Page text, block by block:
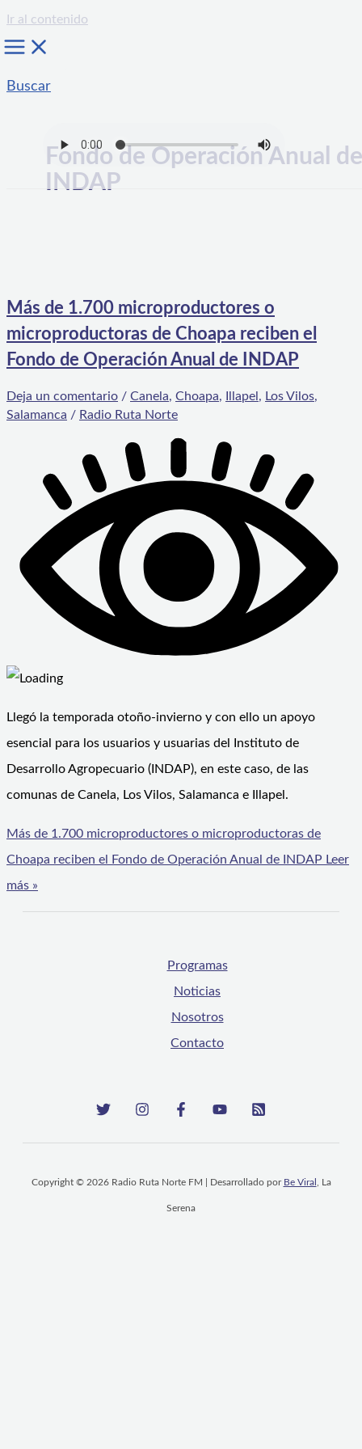
Ir al contenido
Buscar
Fondo de Operación Anual de
INDAP
Más de 1.700 microproductores o
microproductoras de Choapa reciben el
Fondo de Operación Anual de INDAP
Deja un comentario / Canela, Choapa, Illapel , Los Vilos,
Salamanca / Radio Ruta Norte
Llegó la temporada otoño-invierno y con ello un apoyo
esencial para los usuarios y usuarias del Instituto de
Desarrollo Agropecuario (INDAP), en este caso, de las
comunas de Canela, Los Vilos, Salamanca e Illapel.
Más de 1.700 microproductores o microproductoras de
Choapa reciben el Fondo de Operación Anual de INDAP Leer
más »
Programas
Noticias
Nosotros
Contacto
Copyright © 2026 Radio Ruta Norte FM | Desarrollado por Be Viral , La
Serena